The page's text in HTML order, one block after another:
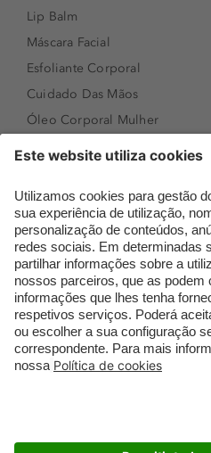
Lip Balm
Máscara Facial
Esfoliante Corporal
Cuidado Das Mãos
Óleo Corporal Mulher
Sérum de Rosto
Body mist & Spray
corporal
Produtos para Cabelo
Homem
Espuma de Limpeza
Facial
Dermocosmética